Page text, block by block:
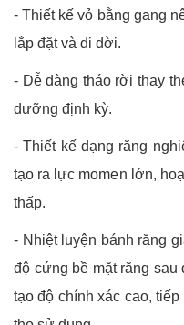
- Thiết kế vỏ bằng gang
lắp đặt và di dời.
- Dễ dàng tháo rời thay
dưỡng định kỳ.
- Thiết kế dạng răng
tạo ra lực momen lớn,
thấp.
- Nhiệt luyện bánh răng
độ cứng bề mặt răng
tạo độ chính xác cao,